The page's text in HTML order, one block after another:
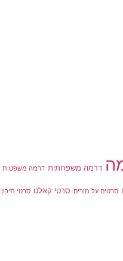
דרמה משפחתית דרמה משפטית
סרטים על מורים סרטי קאלט סרטי תיכון